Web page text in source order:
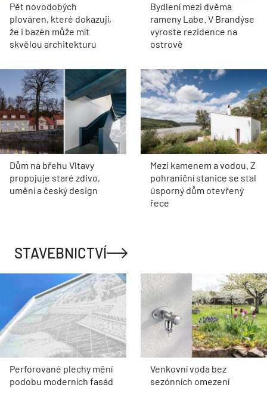
Pět novodobých
plováren, které dokazují,
že i bazén může mít
skvělou architekturu
Bydlení mezi dvěma
rameny Labe. V Brandýse
vyroste rezidence na
ostrově
Dům na břehu Vltavy
propojuje staré zdivo,
umění a český design
Mezi kamenem a vodou. Z
pohraniční stanice se stal
úsporný dům otevřený
řece
STAVEBNICTVÍ
Perforované plechy mění
podobu moderních fasád
Venkovní voda bez
sezónních omezení